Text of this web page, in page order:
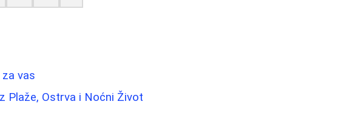
vas
Plaže, Ostrva i Noćni Život